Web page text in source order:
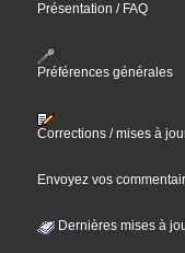
Présentation / FAQ
Préférences générales
Corrections / mises à
Envoyez vos
Dernières mises à